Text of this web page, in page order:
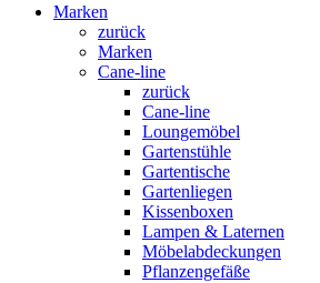
Marken
zurück
Marken
Cane-line
zurück
Cane-line
Loungemöbel
Gartenstühle
Gartentische
Gartenliegen
Kissenboxen
Lampen & Laternen
Möbelabdeckungen
Pflanzengefäße